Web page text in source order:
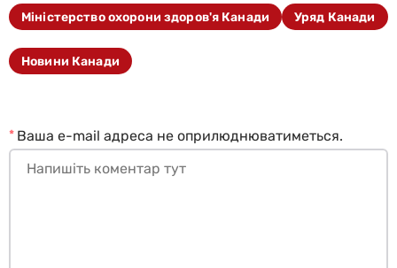
Міністерство охорони здоров'я Канади Уряд Канади
Новини Канади
Ваша e-mail адреса не оприлюднюватиметься.
*